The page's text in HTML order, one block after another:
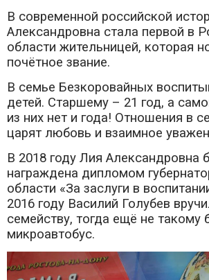
В современной российской
Александровна стала первой в
области жительницей, которая
почётное звание.
В семье Безкоровайных
детей. Старшему – 21 год, а
из них нет и года! Отношения в
царят любовь и взаимное
В 2018 году Лия Александровна
награждена дипломом
области «За заслуги в
2016 году Василий Голубев
семейству, тогда ещё не такому
микроавтобус.